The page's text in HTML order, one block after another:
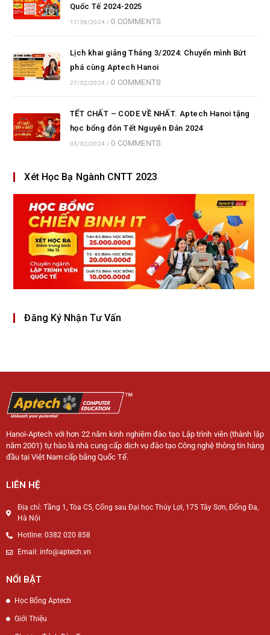
Quốc Tế 2024-2025
17/06/2024 / 0 COMMENTS
Lịch khai giảng Tháng 3/2024: Chuyển mình Bứt
phá cùng Aptech Hanoi
27/02/2024 / 0 COMMENTS
TẾT CHẤT – CODE VỀ NHẤT. Aptech Hanoi tặng
học bổng đón Tết Nguyên Đán 2024
05/02/2024 / 0 COMMENTS
Xét Học Bạ Ngành CNTT 2023
Đăng Ký Nhận Tư Vấn
Hanoi-Aptech với hơn 22 năm kinh nghiệm đào tạo Lập trình viên (thành lập
năm 2001) tự hào là nhà cung cấp dịch vụ đào tạo Công nghệ thông tin hàng
đầu tại Việt Nam cấp bằng Quốc Tế.
LIÊN HỆ
Địa chỉ: Tầng 1, Tòa C5, Cổng sau Đại học Thủy Lợi, 175 Tây Sơn, Đống Đa,
Hà Nội
Hotline: 0382 020 858
Email: info@aptech.vn
NỔI BẬT
Học Bổng Aptech
Giới Thiệu